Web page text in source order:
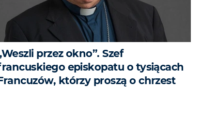
przez okno”. Szef
episkopatu o tysiącach
którzy proszą o chrzest